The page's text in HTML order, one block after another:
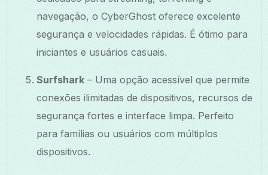
navegação, o CyberGhost oferece excelente
segurança e velocidades rápidas. É ótimo para
iniciantes e usuários casuais.
Surfshark – Uma opção acessível que permite
conexões ilimitadas de dispositivos, recursos de
segurança fortes e interface limpa. Perfeito
para famílias ou usuários com múltiplos
dispositivos.